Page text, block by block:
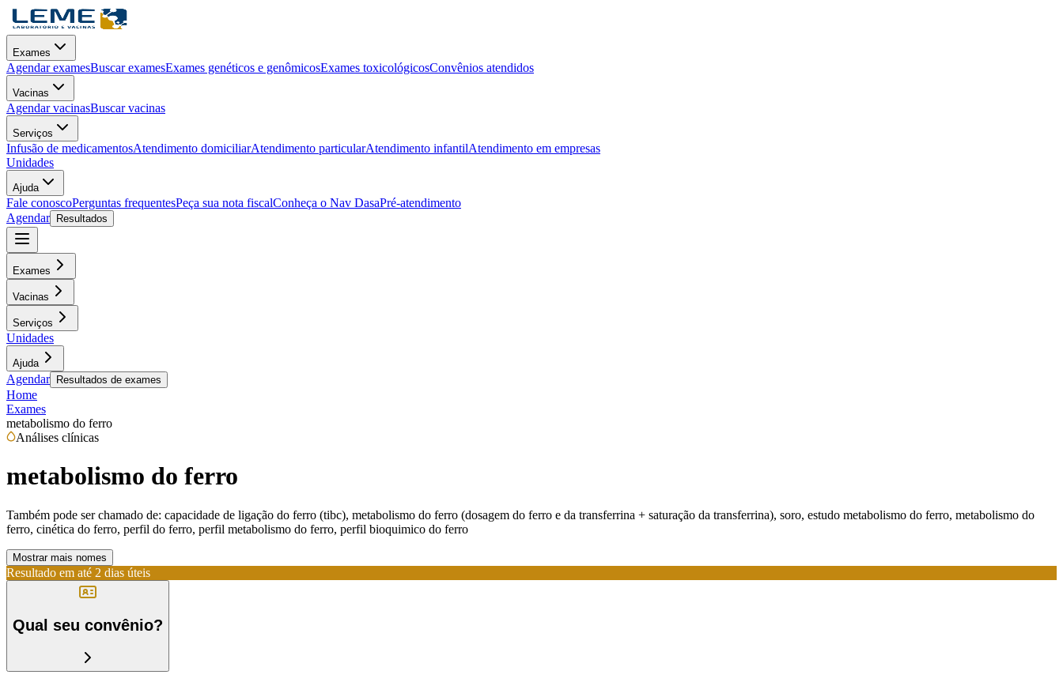
Exames
Agendar examesBuscar examesExames genéticos e genômicosExames toxicológicosConvênios atendidos
Vacinas
Agendar vacinasBuscar vacinas
Serviços
Infusão de medicamentosAtendimento domiciliarAtendimento particularAtendimento infantilAtendimento em empresas
Unidades
Ajuda
Fale conoscoPerguntas frequentesPeça sua nota fiscalConheça o Nav DasaPré-atendimento
Agendar
Resultados
Exames
Vacinas
Serviços
Unidades
Ajuda
Agendar Resultados de exames
Home
Exames
metabolismo do ferro
Análises clínicas
metabolismo do ferro
Também pode ser chamado de: capacidade de ligação do ferro (tibc), metabolismo do ferro (dosagem do ferro e da transferrina + saturação da transferrina), soro, estudo metabolismo do ferro, metabolismo do
ferro, cinética do ferro, perfil do ferro, perfil metabolismo do ferro, perfil bioquimico do ferro
Mostrar mais nomes
Resultado em até 2 dias úteis
Qual seu convênio?